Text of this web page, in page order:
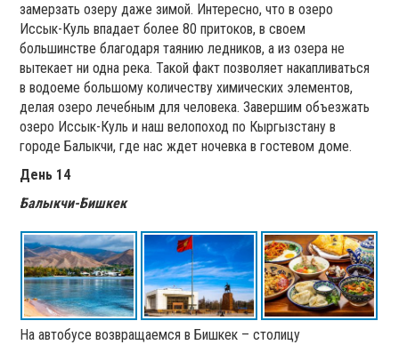
замерзать озеру даже зимой. Интересно, что в озеро
Иссык-Куль впадает более 80 притоков, в своем
большинстве благодаря таянию ледников, а из озера не
вытекает ни одна река. Такой факт позволяет накапливаться
в водоеме большому количеству химических элементов,
делая озеро лечебным для человека. Завершим объезжать
озеро Иссык-Куль и наш велопоход по Кыргызстану в
городе Балыкчи, где нас ждет ночевка в гостевом доме.
День 14
Балыкчи-Бишкек
На автобусе возвращаемся в Бишкек – столицу